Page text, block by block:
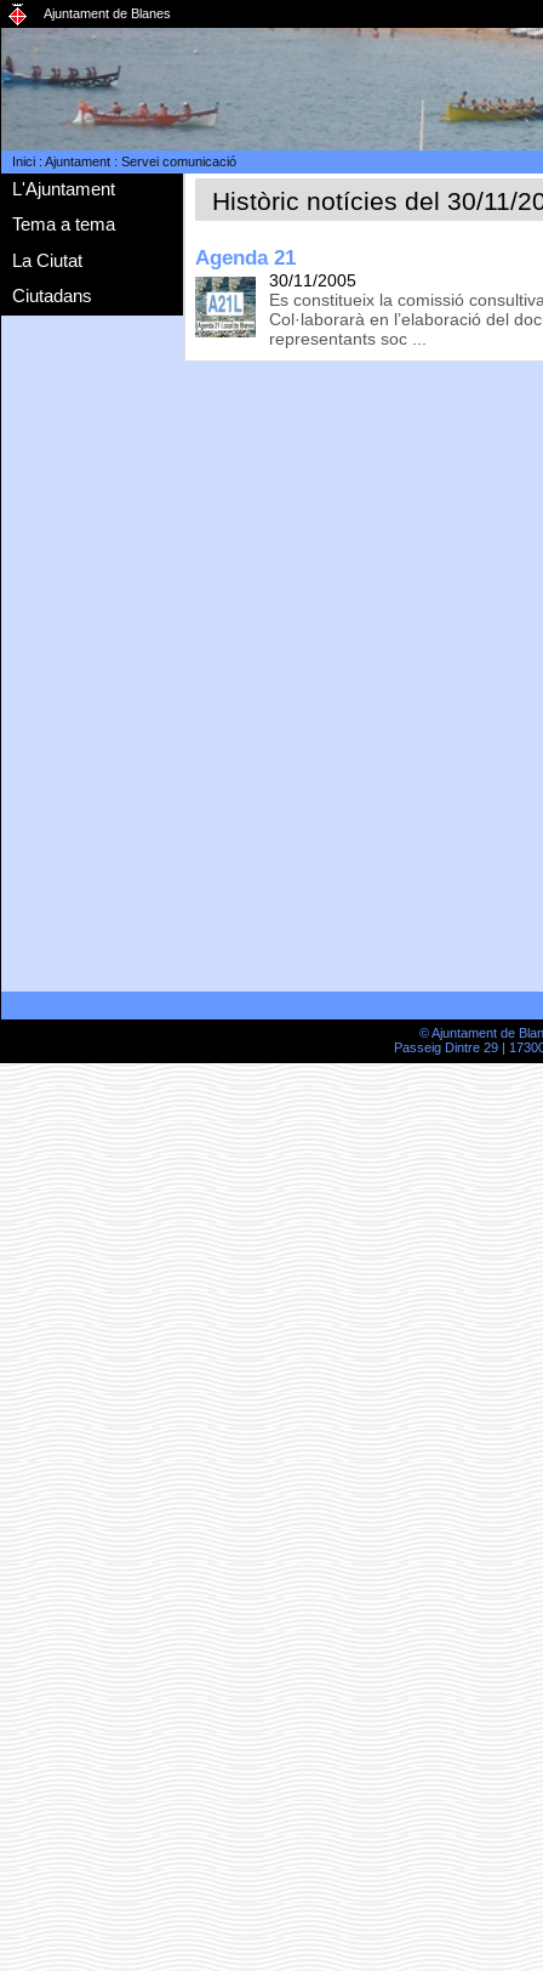
Ajuntament de Blanes
Inici: Ajuntament: Servei comunicació
L'Ajuntament
Tema a tema
La Ciutat
Ciutadans
Històric notícies del 30/11/
Agenda 21
30/11/2005
Es constitueix la comissió
Col·laborarà en l’elaboració del
representants soc ...
© Ajuntament de
Passeig Dintre 29 |